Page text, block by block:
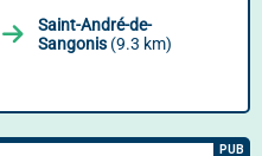
Saint-André-de-
Sangonis (9.3 km)